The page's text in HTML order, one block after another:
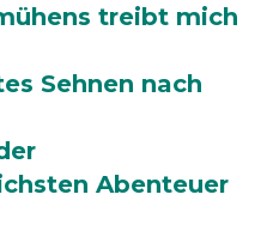
treibt mich
Sehnen nach
Abenteuer